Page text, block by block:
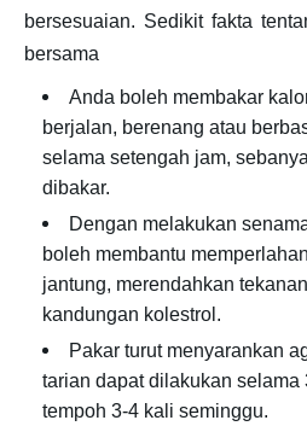
bersesuaian. Sedikit fakta
bersama
Anda boleh membakar
berjalan, berenang atau
selama setengah jam,
dibakar.
Dengan melakukan
boleh membantu
jantung, merendahkan
kandungan kolestrol.
Pakar turut menyarankan
tarian dapat dilakukan selama
tempoh 3-4 kali seminggu.